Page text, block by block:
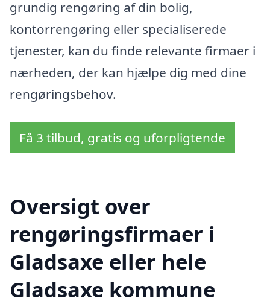
grundig rengøring af din bolig,
kontorrengøring eller specialiserede
tjenester, kan du finde relevante firmaer i
nærheden, der kan hjælpe dig med dine
rengøringsbehov.
Få 3 tilbud, gratis og uforpligtende
Oversigt over
rengøringsfirmaer i
Gladsaxe eller hele
Gladsaxe kommune